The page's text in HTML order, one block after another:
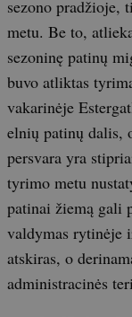
sezono pradžioje,
metu. Be to,
sezoninę patinų
buvo atliktas
vakarinėje
elnių patinų dalis,
persvara yra
tyrimo metu
patinai žiemą gali
valdymas rytinėje
atskiras, o
administracinės